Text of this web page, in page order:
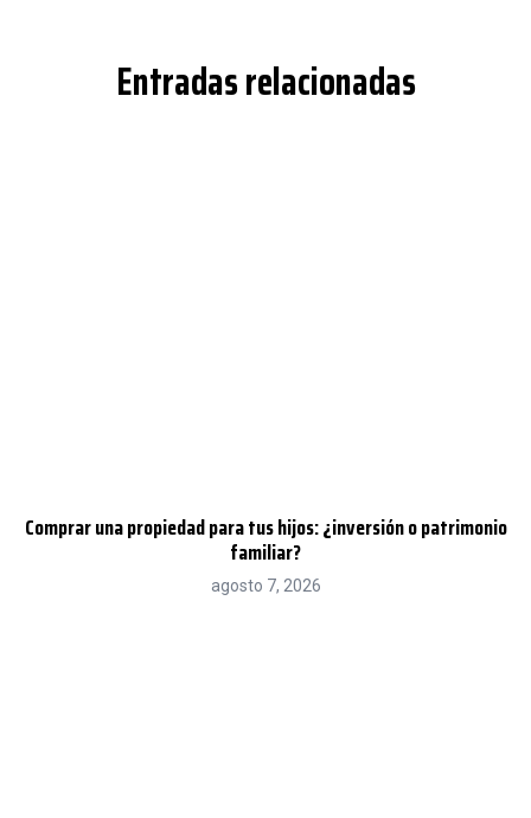
Entradas relacionadas
Comprar una propiedad para tus hijos: ¿inversión o patrimonio
familiar?
agosto 7, 2026